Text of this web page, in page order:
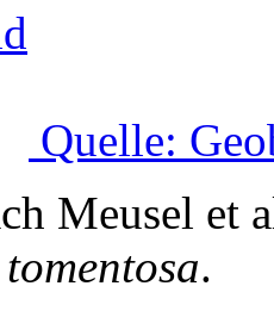
Quelle:
Meusel et
.